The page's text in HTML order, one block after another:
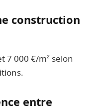
construction
7 000 €/m² selon
entre